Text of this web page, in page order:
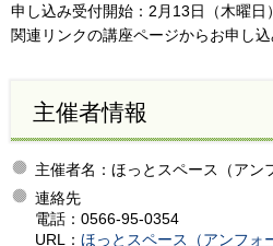
申し込み受付開始：2月13日（木曜日
関連リンクの講座ページからお申し込
主催者情報
主催者名：ほっとスペース（アン
連絡先
電話：0566-95-0354
URL： ほっとスペース（アンフォ